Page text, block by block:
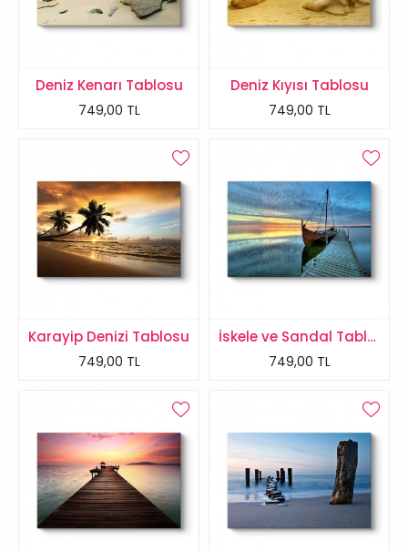
Deniz Kenarı Tablosu
749,00 TL
Deniz Kıyısı Tablosu
749,00 TL
Karayip Denizi Tablosu
749,00 TL
İskele ve Sandal Tablosu
749,00 TL